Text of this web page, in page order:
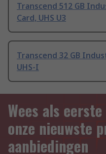
Transcend 512 GB
Card, UHS U3
Transcend 32 GB
UHS-I
Wees als
onze nieuwste
aanbiedingen